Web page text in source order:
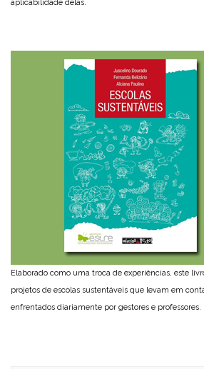
aplicabilidade delas.
Elaborado como uma troca de experiências, este
projetos de escolas sustentáveis que levam em
enfrentados diariamente por gestores e professores.